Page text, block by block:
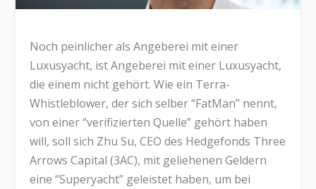
Noch peinlicher als Angeberei mit einer
Luxusyacht, ist Angeberei mit einer Luxusyacht,
die einem nicht gehört. Wie ein Terra-
Whistleblower, der sich selber “FatMan” nennt,
von einer “verifizierten Quelle” gehört haben
will, soll sich Zhu Su, CEO des Hedgefonds Three
Arrows Capital (3AC), mit geliehenen Geldern
eine “Superyacht” geleistet haben, um bei